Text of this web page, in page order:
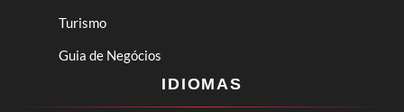
Turismo
Guia de Negócios
IDIOMAS